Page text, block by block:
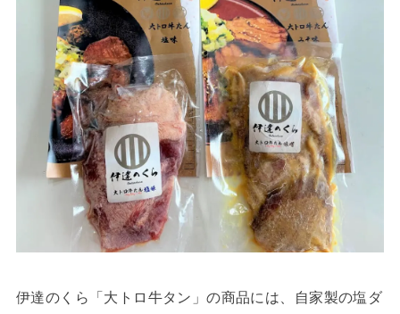
伊達のくら「大トロ牛タン」の商品には、自家製の塩ダ